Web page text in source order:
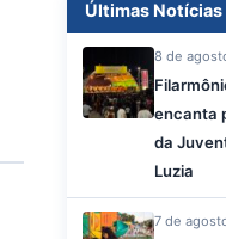
Últimas Notícias
8 de
encanta
da
Luzia
7 de